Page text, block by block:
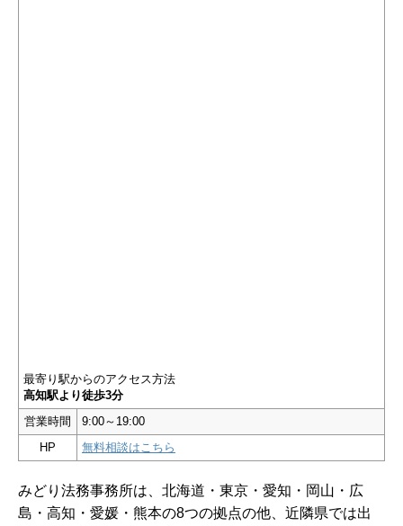
最寄り駅からのアクセス方法
高知駅より徒歩3分
営業時間
9:00～19:00
HP
無料相談はこちら
みどり法務事務所は、北海道・東京・愛知・岡山・広
島・高知・愛媛・熊本の8つの拠点の他、近隣県では出